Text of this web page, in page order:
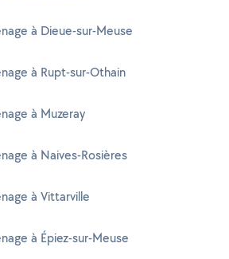
à Dieue-sur-Meuse
à Rupt-sur-Othain
à Muzeray
à Naives-Rosières
à Vittarville
à Épiez-sur-Meuse